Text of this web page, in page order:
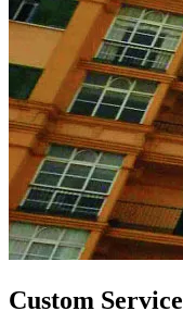
Custom Service